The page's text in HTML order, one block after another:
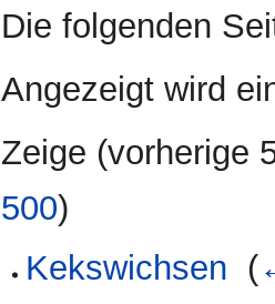
Die folgenden
Angezeigt wird
Zeige (vorherige
500)
Kekswichsen (